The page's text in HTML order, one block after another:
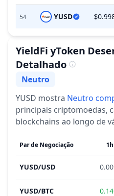
54 YUSD
YieldFi yToken
Detalhado
Sentimento
Neutro
YUSD mostra Neutro
principais criptomoedas,
blockchains ao longo de
Par de Negociação 1h
YUSD/USD
YUSD/BTC